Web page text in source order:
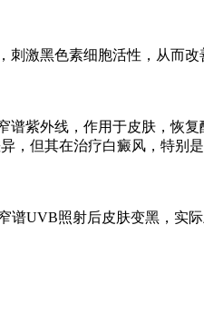
刺激黑色素细胞活性，从而改
谱紫外线，作用于皮肤，恢复
，但其在治疗白癜风，特别
谱UVB照射后皮肤变黑，实